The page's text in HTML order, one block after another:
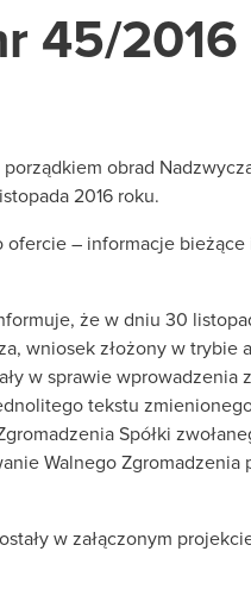
45/2016
obrad
2016 roku.
ofercie – informacje
że w dniu 30
wniosek złożony w trybie
w sprawie wprowadzenia
tekstu
Spółki
Walnego
w załączonym